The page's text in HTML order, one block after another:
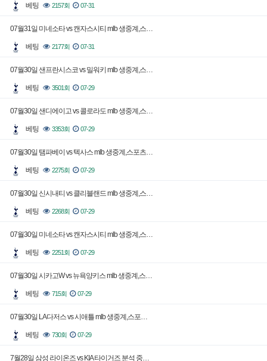
베팅 2157회 07-31
07월31일 미네소타 vs 캔자스시티 mlb 생중계,스…
베팅 2177회 07-31
07월30일 샌프란시스코 vs 밀워키 mlb 생중계,스…
베팅 3501회 07-29
07월30일 샌디에이고 vs 콜로라도 mlb 생중계,스…
베팅 3353회 07-29
07월30일 탬파베이 vs 텍사스 mlb 생중계,스포츠…
베팅 2275회 07-29
07월30일 신시내티 vs 클리블랜드 mlb 생중계,스…
베팅 2268회 07-29
07월30일 미네소타 vs 캔자스시티 mlb 생중계,스…
베팅 2251회 07-29
07월30일 시카고W vs 뉴욕양키스 mlb 생중계,스…
베팅 715회 07-29
07월30일 LA다저스 vs 시애틀 mlb 생중계,스포…
베팅 730회 07-29
7월28일 삼성 라이온즈 vs KIA 타이거즈 분석 중…